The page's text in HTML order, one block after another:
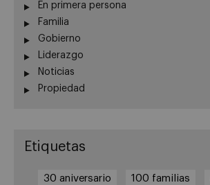
En primera persona
Familia
Gobierno
Liderazgo
Noticias
Propiedad
Etiquetas
30 aniversario 100 familias